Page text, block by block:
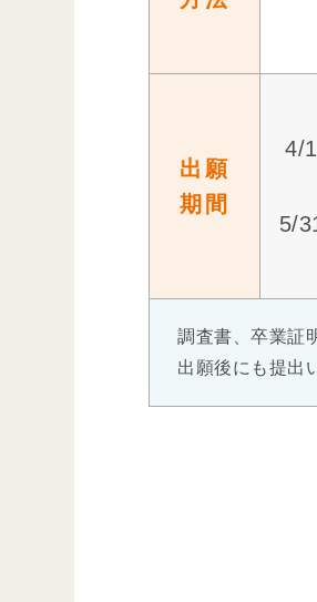
出願
期間
4/
5/
調査書、卒業証
出願後にも提出